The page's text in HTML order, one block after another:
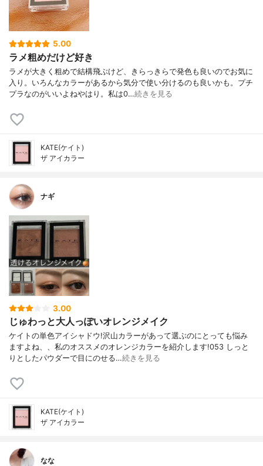
5.00
ラメ粗めだけど好き
ラメが大きく粗めで結構飛ぶけど、きらっきらで発色も良いのでお気に
入り。いろんなカラーがあるから気分で使い分けるのも良いかも。プチ
プラなのがいいよねやはり。私は0…続きを見る
KATE(ケイト)
ザ アイカラー
ナギ
3.00
じゅわっと大人っぽいオレンジメイク
ケイトの単色アイシャドウ!沢山カラーがあって選ぶのにとっても悩み
ますよね、、私のオススメのオレンジカラーを紹介します!053 しっと
りとしたパウダーで目にのせる…続きを見る
KATE(ケイト)
ザ アイカラー
なな